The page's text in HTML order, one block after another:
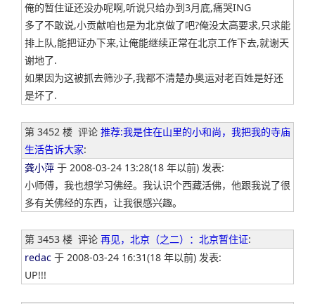
俺的暂住证还没办呢啊,听说只给办到3月底,痛哭ING
多了不敢说,小贡献咱也是为北京做了吧?俺没太高要求,只求能
排上队,能把证办下来,让俺能继续正常在北京工作下去,就谢天
谢地了.
如果因为这被抓去筛沙子,我都不清楚办奥运对老百姓是好还
是坏了.
第 3452 楼 评论 推荐:我是住在山里的小和尚，我把我的寺庙
生活告诉大家:
龚小萍 于 2008-03-24 13:28(18 年以前) 发表:
小师傅，我也想学习佛经。我认识个西藏活佛，他跟我说了很
多有关佛经的东西，让我很感兴趣。
第 3453 楼 评论 再见，北京（之二）：北京暂住证:
redac 于 2008-03-24 16:31(18 年以前) 发表:
UP!!!